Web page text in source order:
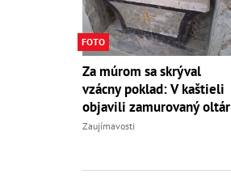
FOTO
Za múrom sa skrýval
vzácny poklad: V kaštieli
objavili zamurovaný oltár
Zaujímavosti